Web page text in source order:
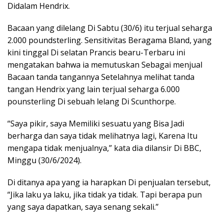
Didalam Hendrix.
Bacaan yang dilelang Di Sabtu (30/6) itu terjual seharga
2.000 poundsterling. Sensitivitas Beragama Bland, yang
kini tinggal Di selatan Prancis bearu-Terbaru ini
mengatakan bahwa ia memutuskan Sebagai menjual
Bacaan tanda tangannya Setelahnya melihat tanda
tangan Hendrix yang lain terjual seharga 6.000
pounsterling Di sebuah lelang Di Scunthorpe.
“Saya pikir, saya Memiliki sesuatu yang Bisa Jadi
berharga dan saya tidak melihatnya lagi, Karena Itu
mengapa tidak menjualnya,” kata dia dilansir Di BBC,
Minggu (30/6/2024).
Di ditanya apa yang ia harapkan Di penjualan tersebut,
“Jika laku ya laku, jika tidak ya tidak. Tapi berapa pun
yang saya dapatkan, saya senang sekali.”